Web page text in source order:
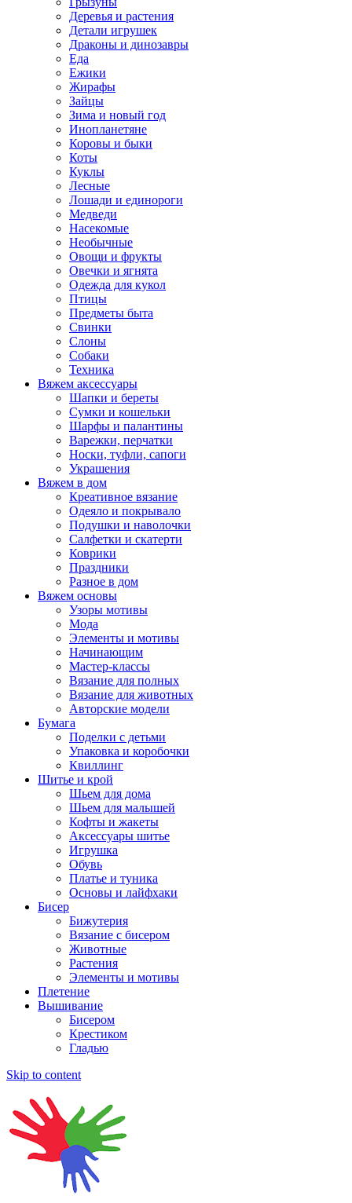
Деревья и растения
Детали игрушек
Драконы и динозавры
Еда
Ежики
Жирафы
Зайцы
Зима и новый год
Инопланетяне
Коровы и быки
Коты
Куклы
Лесные
Лошади и единороги
Медведи
Насекомые
Необычные
Овощи и фрукты
Овечки и ягнята
Одежда для кукол
Птицы
Предметы быта
Свинки
Слоны
Собаки
Техника
Вяжем аксессуары
Шапки и береты
Сумки и кошельки
Шарфы и палантины
Варежки, перчатки
Носки, туфли, сапоги
Украшения
Вяжем в дом
Креативное вязание
Одеяло и покрывало
Подушки и наволочки
Салфетки и скатерти
Коврики
Праздники
Разное в дом
Вяжем основы
Узоры мотивы
Мода
Элементы и мотивы
Начинающим
Мастер-классы
Вязание для полных
Вязание для животных
Авторские модели
Бумага
Поделки с детьми
Упаковка и коробочки
Квиллинг
Шитье и крой
Шьем для дома
Шьем для малышей
Кофты и жакеты
Аксессуары шитье
Игрушка
Обувь
Платье и туника
Основы и лайфхаки
Бисер
Бижутерия
Вязание с бисером
Животные
Растения
Элементы и мотивы
Плетение
Вышивание
Бисером
Крестиком
Гладью
Skip to content